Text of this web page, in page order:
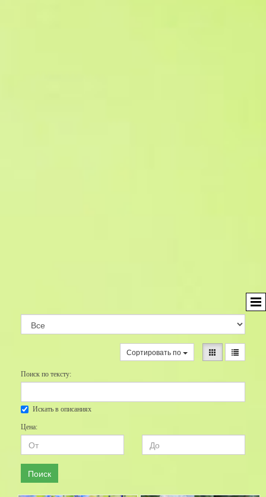
Сортировать по
Поиск по тексту:
Искать в описаниях
Цена:
Поиск